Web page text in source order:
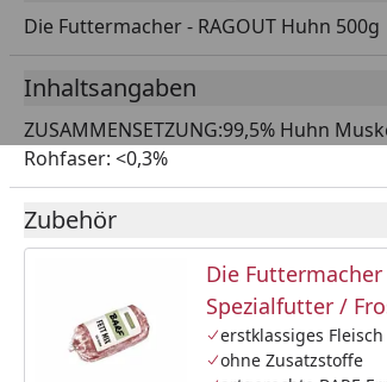
Die Futtermacher - RAGOUT Huhn 500g
Inhaltsangaben
ZUSAMMENSETZUNG:99,5% Huhn
Rohfaser: <0,3%
Zubehör
Die
Spezialfutter /
Hunde
erstklassiges Fleisch
ohne Zusatzstoffe